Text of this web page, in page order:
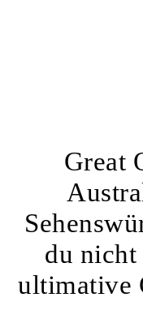
Great
du nicht
ultimative